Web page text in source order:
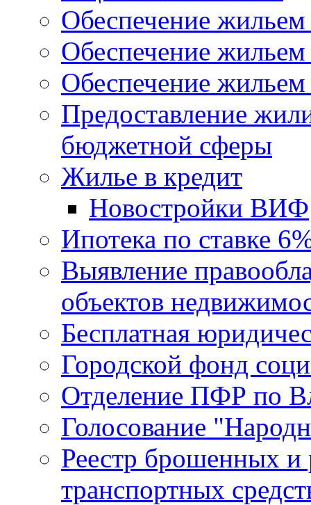
Обеспечение
Обеспечение
Обеспечение жильем
Предоставление
бюджетной сферы
Жилье в кредит
Новостройки ВИФ
Ипотека по ставке
Выявление
объектов
Бесплатная
Городской фонд
Отделение ПФР по
Голосование
Реестр брошенных и
транспортных